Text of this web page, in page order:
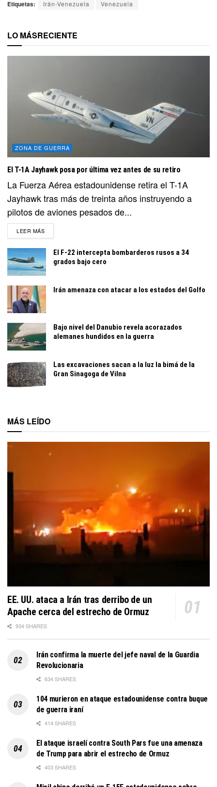
Etiquetas: Irán-Venezuela Venezuela
LO MÁSRECIENTE
ZONA DE GUERRA
El T-1A Jayhawk posa por última vez antes de su retiro
La Fuerza Aérea estadounidense retira el T-1A
Jayhawk tras más de treinta años instruyendo a
pilotos de aviones pesados de...
LEER MÁSDETAILS
El F-22 intercepta bombarderos rusos a 34
grados bajo cero
Irán amenaza con atacar a los estados del Golfo
Bajo nivel del Danubio revela acorazados
alemanes hundidos en la guerra
Las excavaciones sacan a la luz la bimá de la
Gran Sinagoga de Vilna
MÁS LEÍDO
EE. UU. ataca a Irán tras derribo de un
Apache cerca del estrecho de Ormuz
934 SHARES
Irán confirma la muerte del jefe naval de la Guardia
Revolucionaria
634 SHARES
104 murieron en ataque estadounidense contra buque
de guerra iraní
414 SHARES
El ataque israelí contra South Pars fue una amenaza
de Trump para abrir el estrecho de Ormuz
403 SHARES